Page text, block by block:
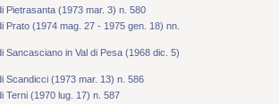
Pietrasanta (1973 mar. 3) n. 580
Prato (1974 mag. 27 - 1975 gen. 18) nn.
Sancasciano in Val di Pesa (1968 dic. 5)
Scandicci (1973 mar. 13) n. 586
Terni (1970 lug. 17) n. 587